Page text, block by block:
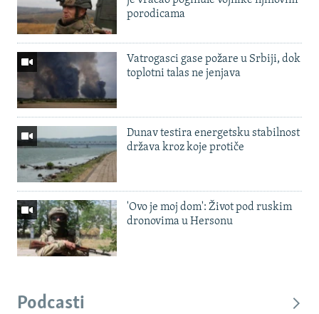
porodicama
Vatrogasci gase požare u Srbiji, dok
toplotni talas ne jenjava
Dunav testira energetsku stabilnost
država kroz koje protiče
'Ovo je moj dom': Život pod ruskim
dronovima u Hersonu
Podcasti